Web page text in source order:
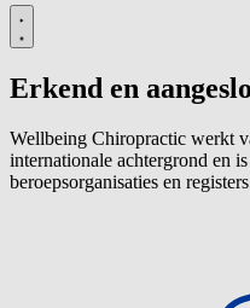
Erkend en
Wellbeing Chiropractic werkt
internationale achtergrond en
beroepsorganisaties en